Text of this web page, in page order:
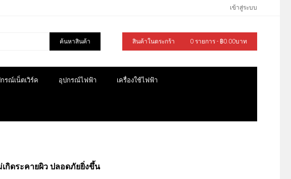
เข้าสู่ระบบ
ค้นหาสินค้า สินค้าในตระกร้า 0 รายการ - ฿0.00บาท
รณ์เน็ตเวิร์ค อุปกรณ์ไฟฟ้า เครื่องใช้ไฟฟ้า
เกิดระคายผิว ปลอดภัยยิ่งขึ้น